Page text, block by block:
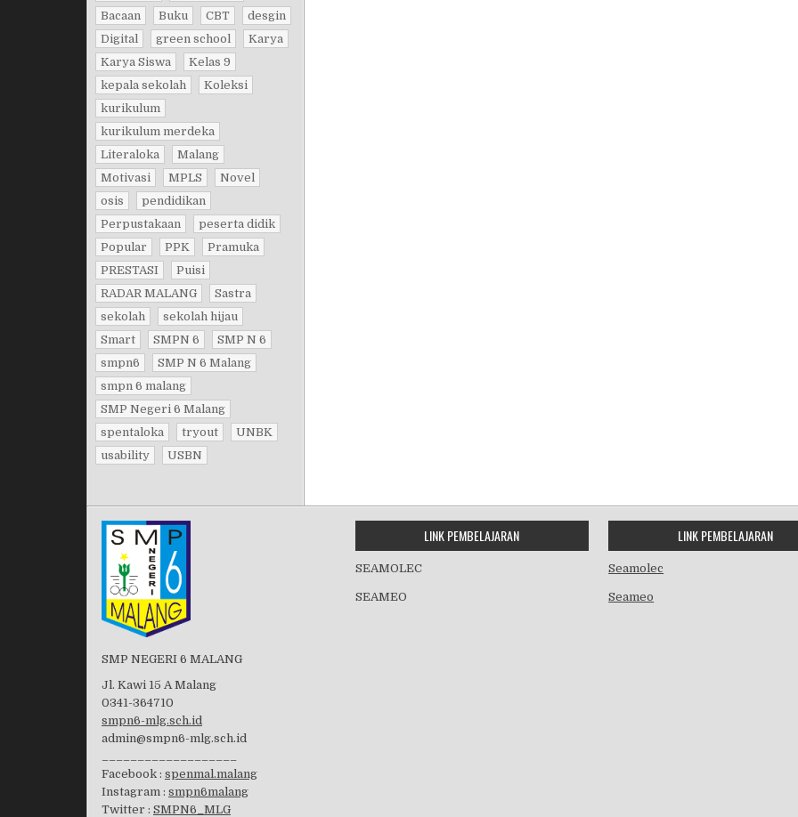
Bacaan
Buku CBT
desgin
Digital
green school
Karya
Karya Siswa
Kelas 9
kepala sekolah
Koleksi
kurikulum
kurikulum merdeka
Literaloka
Malang
Motivasi
MPLS
Novel
osis
pendidikan
Perpustakaan
peserta didik
Popular
PPK
Pramuka
PRESTASI
Puisi
RADAR MALANG
Sastra
sekolah
sekolah hijau
Smart
SMPN 6
SMP N 6
smpn6
SMP N 6 Malang
smpn 6 malang
SMP Negeri 6 Malang
spentaloka
tryout
UNBK
usability
USBN
SMP NEGERI 6 MALANG
Jl. Kawi 15 A Malang
0341-364710
smpn6-mlg.sch.id
admin@smpn6-mlg.sch.id
Facebook : spenmal.malang
Instagram : smpn6malang
Twitter : SMPN6_MLG
LINK PEMBELAJARAN
SEAMOLEC
SEAMEO
LINK PEMBELAJARAN
Seamolec
Seameo